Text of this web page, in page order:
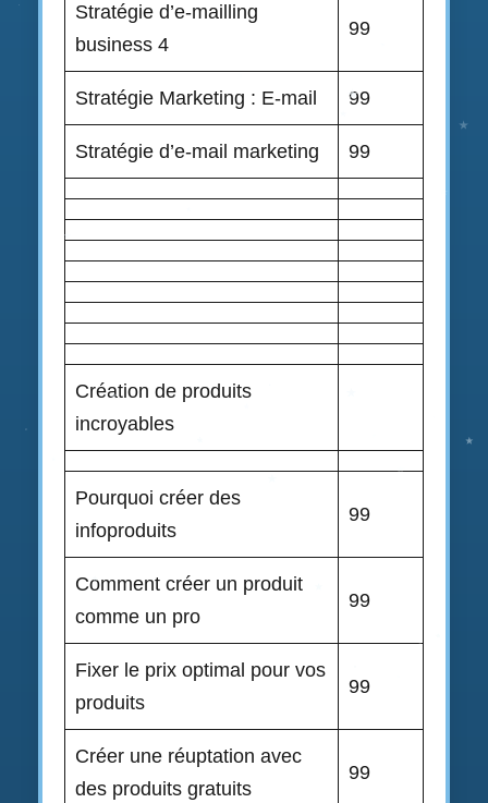
Stratégie d’e-mailling
business 4
99
Stratégie Marketing : E-mail 99
Stratégie d’e-mail marketing 99
Création de produits
incroyables
Pourquoi créer des
infoproduits
99
Comment créer un produit
comme un pro
99
Fixer le prix optimal pour vos
produits
99
Créer une réuptation avec
des produits gratuits
99